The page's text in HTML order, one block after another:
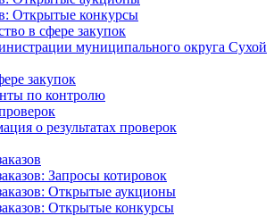
Открытые конкурсы
в сфере закупок
муниципального округа Сухой
закупок
по контролю
о результатах проверок
Запросы котировок
Открытые аукционы
Открытые конкурсы